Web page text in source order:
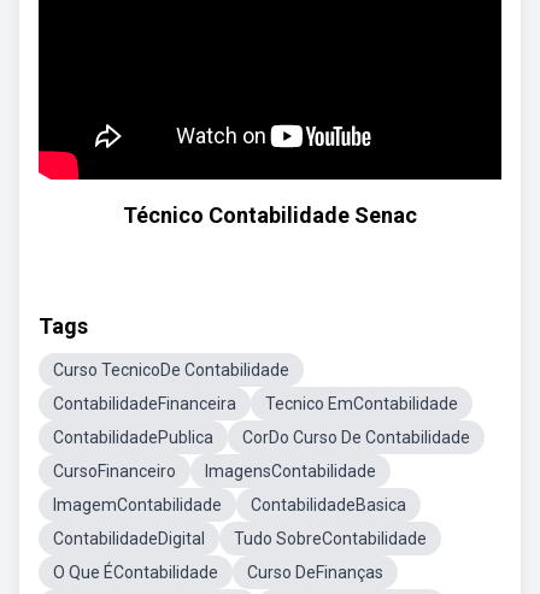
Técnico Contabilidade Senac
Tags
Curso TecnicoDe Contabilidade
ContabilidadeFinanceira
Tecnico EmContabilidade
ContabilidadePublica
CorDo Curso De Contabilidade
CursoFinanceiro
ImagensContabilidade
ImagemContabilidade
ContabilidadeBasica
ContabilidadeDigital
Tudo SobreContabilidade
O Que ÉContabilidade
Curso DeFinanças